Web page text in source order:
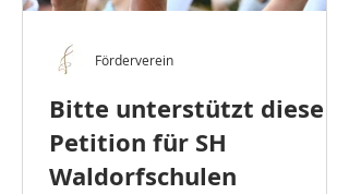
Bitte unterstützt diese
Petition für SH
Waldorfschulen
Förderverein